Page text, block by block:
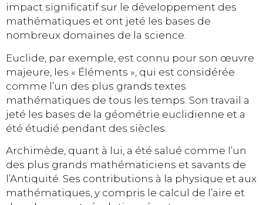
impact significatif sur le développement des
mathématiques et ont jeté les bases de
nombreux domaines de la science.
Euclide, par exemple, est connu pour son œuvre
majeure, les « Éléments », qui est considérée
comme l’un des plus grands textes
mathématiques de tous les temps. Son travail a
jeté les bases de la géométrie euclidienne et a
été étudié pendant des siècles.
Archimède, quant à lui, a été salué comme l’un
des plus grands mathématiciens et savants de
l’Antiquité. Ses contributions à la physique et aux
mathématiques, y compris le calcul de l’aire et